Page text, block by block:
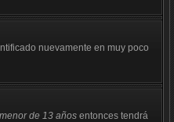
nuevamente en muy poco
de 13 años entonces tendrá